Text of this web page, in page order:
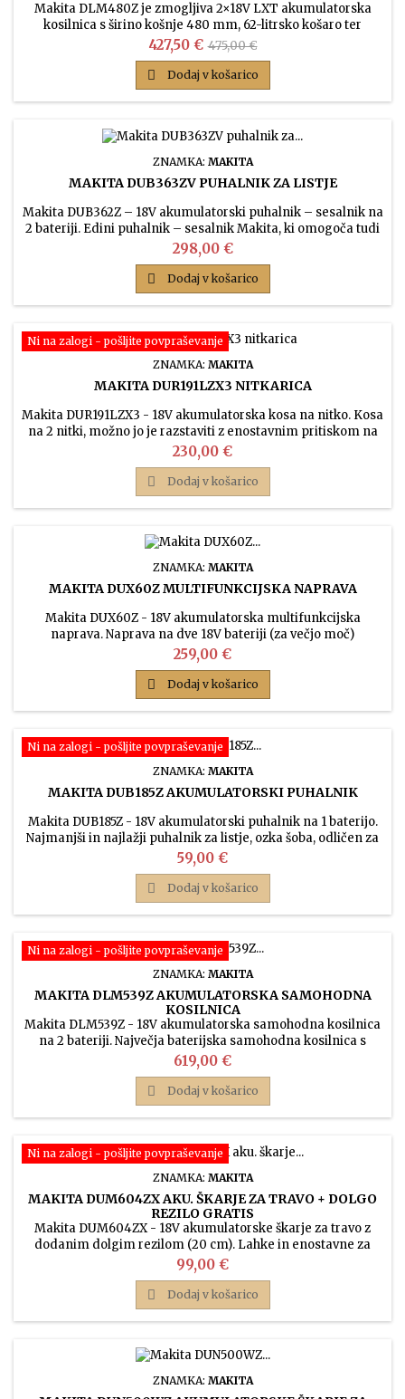
Makita DLM480Z je zmogljiva 2×18V LXT akumulatorska
kosilnica s širino košnje 480 mm, 62-litrsko košaro ter
funkcijami zbiranja, mulčenja in zadnjega izmeta – brez
akumulatorjev in polnilnika.
Cena
427,50 € Običajna
cena
475,00 €
 Dodaj v košarico
ZNAMKA: MAKITA
MAKITA DUB363ZV PUHALNIK ZA LISTJE
Makita DUB362Z – 18V akumulatorski puhalnik – sesalnik na
2 bateriji. Edini puhalnik – sesalnik Makita, ki omogoča tudi
sesanje listja. Komplet z vrečo in različnimi šobami, listje
posesa, zmelje in shrani v priloženo vrečo.
Cena
298,00 €
 Dodaj v košarico
Ni na zalogi - pošljite povpraševanje
ZNAMKA: MAKITA
MAKITA DUR191LZX3 NITKARICA
Makita DUR191LZX3 - 18V akumulatorska kosa na nitko. Kosa
na 2 nitki, možno jo je razstaviti z enostavnim pritiskom na
gumb - idealno za prevoz na avtomobilu!
Cena
230,00 €
 Dodaj v košarico
ZNAMKA: MAKITA
MAKITA DUX60Z MULTIFUNKCIJSKA NAPRAVA
Makita DUX60Z - 18V akumulatorska multifunkcijska
naprava. Naprava na dve 18V bateriji (za večjo moč)
omogoča uporabo 13 različnih nastavkov od kose do škarij,
kultivatorja in verižne žage. Idealno za zahtevnejša opravila
na vrtu in okrog hiše za vse, ki potrebujejo več vrst vrtnega
orodja in tako ne rabijo kupiti vsakega posebej - dokupi se
samo nastavke!
Cena
259,00 €
 Dodaj v košarico
Ni na zalogi - pošljite povpraševanje
ZNAMKA: MAKITA
MAKITA DUB185Z AKUMULATORSKI PUHALNIK
Makita DUB185Z - 18V akumulatorski puhalnik na 1 baterijo.
Najmanjši in najlažji puhalnik za listje, ozka šoba, odličen za
uporabo na manjših parcelah in dovozih. Enak modelu
DUB186, razlika je v krajši cevi (šobi).
Cena
59,00 €
 Dodaj v košarico
Ni na zalogi - pošljite povpraševanje
ZNAMKA: MAKITA
MAKITA DLM539Z AKUMULATORSKA SAMOHODNA
KOSILNICA
Makita DLM539Z - 18V akumulatorska samohodna kosilnica
na 2 bateriji. Največja baterijska samohodna kosilnica s
širino bobna 53 cm ima ohišje iz trdnega umetnega
materiala in je zato 12 kg lažja od kovinskega modela 532.
Idealna za košnjo večjih površin, zaradi manjše teže je košnja
manj zahtevna!
Cena
619,00 €
 Dodaj v košarico
Ni na zalogi - pošljite povpraševanje
ZNAMKA: MAKITA
MAKITA DUM604ZX AKU. ŠKARJE ZA TRAVO + DOLGO
REZILO GRATIS
Makita DUM604ZX - 18V akumulatorske škarje za travo z
dodanim dolgim rezilom (20 cm). Lahke in enostavne za
prirezovanje trave, dolgo rezilo pa je idealno za obrezovanje
manjših grmičkov in žive meje.
Cena
99,00 €
 Dodaj v košarico
ZNAMKA: MAKITA